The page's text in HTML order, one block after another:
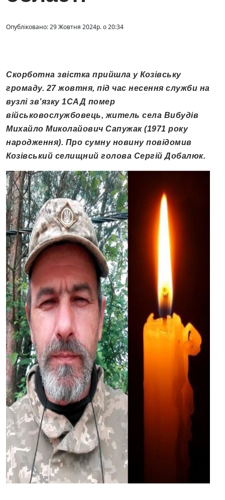
Опубліковано: 29 Жовтня 2024р. о 20:34
Скорботна звістка прийшла у Козівську
громаду. 27 жовтня, під час несення служби на
вузлі зв’язку 1САД помер
військовослужбовець, житель села Вибудів
Михайло Миколайович Сапужак (1971 року
народження). Про сумну новину повідомив
Козівський селищний голова Сергій Добалюк.